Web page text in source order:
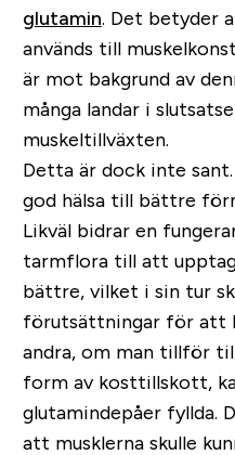
glutamin. Det betyder
används till
är mot bakgrund av
många landar i
muskeltillväxten.
Detta är dock inte
god hälsa till bättre
Likväl bidrar en
tarmflora till att
bättre, vilket i sin tur
förutsättningar för att
andra, om man tillför
form av kosttillskott,
glutamindepåer fyllda.
att musklerna skulle